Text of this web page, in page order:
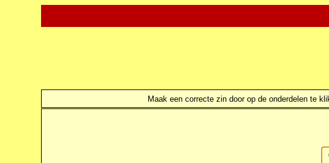
Maak een correcte zin door op de onderdelen te